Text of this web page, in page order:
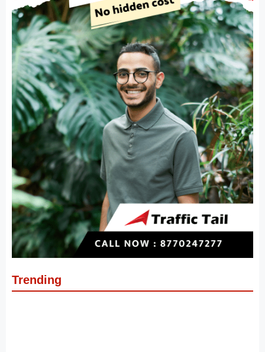
Trending